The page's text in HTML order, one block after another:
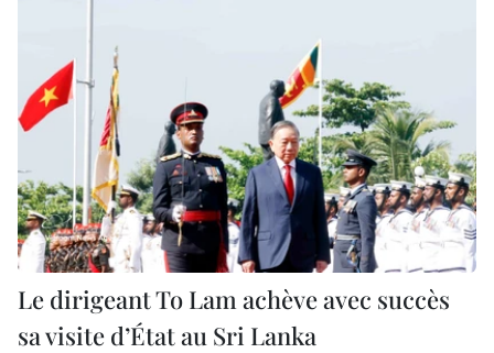
Le dirigeant To Lam achève avec succès
sa visite d’État au Sri Lanka